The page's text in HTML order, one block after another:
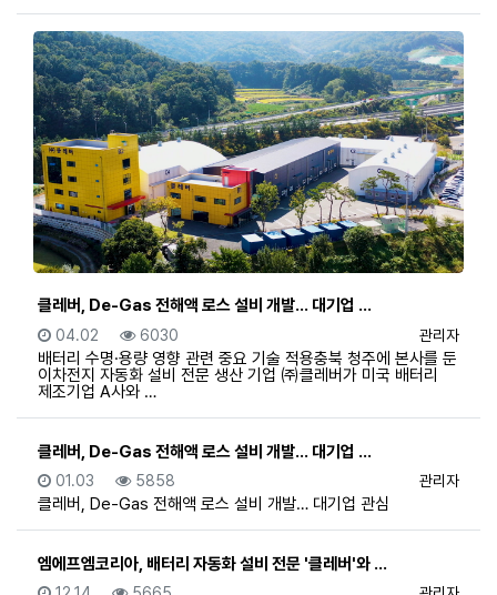
클레버, De-Gas 전해액 로스 설비 개발… 대기업 …
등록자
관리자
등록일
04.02 조회
6030
배터리 수명·용량 영향 관련 중요 기술 적용충북 청주에 본사를 둔
이차전지 자동화 설비 전문 생산 기업 ㈜클레버가 미국 배터리
제조기업 A사와 …
클레버, De-Gas 전해액 로스 설비 개발… 대기업 …
등록자
관리자
등록일
01.03 조회
5858
클레버, De-Gas 전해액 로스 설비 개발… 대기업 관심
엠에프엠코리아, 배터리 자동화 설비 전문 '클레버'와 …